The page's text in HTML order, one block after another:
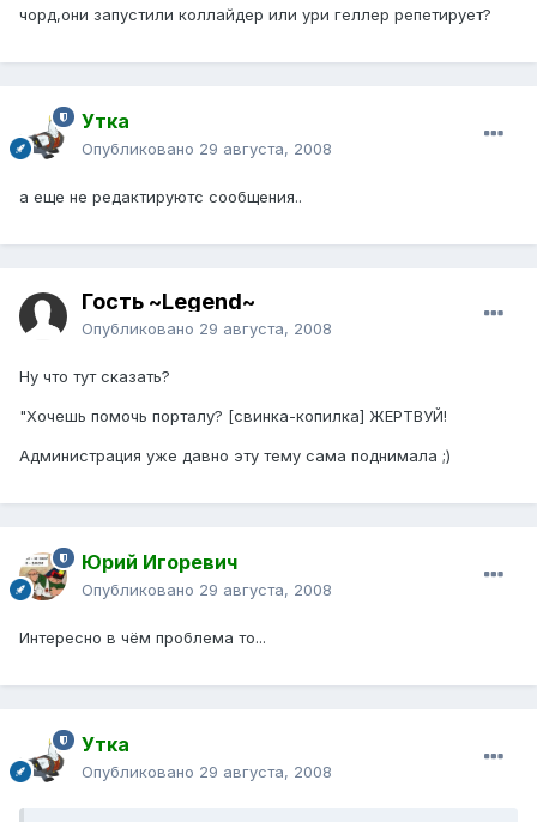
чорд,они запустили коллайдер или ури геллер репетирует?
Утка
Опубликовано 29 августа, 2008
а еще не редактируютс сообщения..
Гость ~Legend~
Опубликовано 29 августа, 2008
Ну что тут сказать?
"Хочешь помочь порталу? [свинка-копилка] ЖЕРТВУЙ!
Администрация уже давно эту тему сама поднимала ;)
Юрий Игоревич
Опубликовано 29 августа, 2008
Интересно в чём проблема то...
Утка
Опубликовано 29 августа, 2008